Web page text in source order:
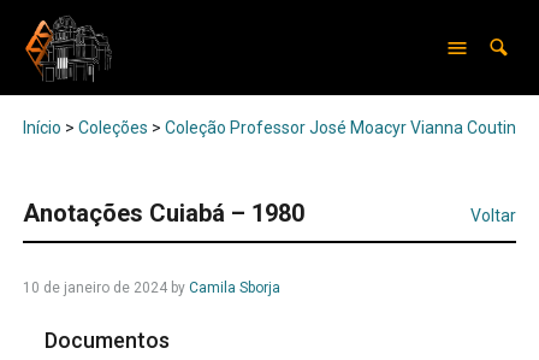
Início > Coleções > Coleção Professor José Moacyr Vianna Coutinho
Anotações Cuiabá – 1980 Voltar
10 de janeiro de 2024by Camila Sborja
Documentos